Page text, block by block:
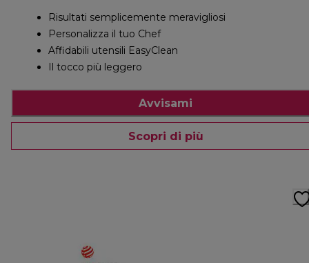
Risultati semplicemente meravigliosi
Personalizza il tuo Chef
Affidabili utensili EasyClean
Il tocco più leggero
Avvisami
Scopri di più